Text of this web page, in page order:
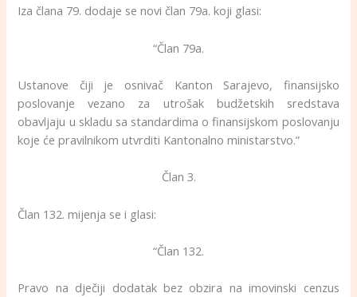
Iza člana 79. dodaje se novi član 79a. koji glasi:
“Član 79a.
Ustanove čiji je osnivač Kanton Sarajevo, finansijsko
poslovanje vezano za utrošak budžetskih sredstava
obavljaju u skladu sa standardima o finansijskom poslovanju
koje će pravilnikom utvrditi Kantonalno ministarstvo.”
Član 3.
Član 132. mijenja se i glasi:
“Član 132.
Pravo na dječiji dodatak bez obzira na imovinski cenzus